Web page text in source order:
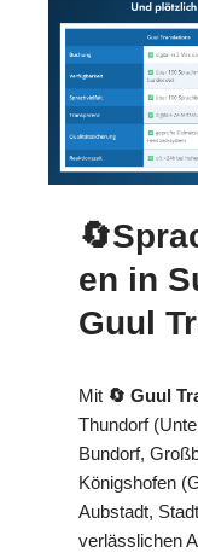
en in
Guul
Mit 🔄 Guul
Thundorf
Bundorf,
Königshofen
Aubstadt,
verlässlichen